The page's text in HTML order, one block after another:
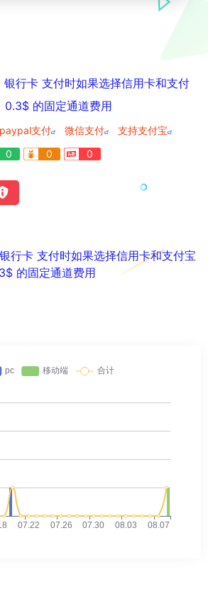
行卡 支付时如果选择信用卡和支付
的固定通道费用
paypal支付 微信支付
支持支付宝
0 0 0
行卡 支付时如果选择信用卡和支付宝
的固定通道费用